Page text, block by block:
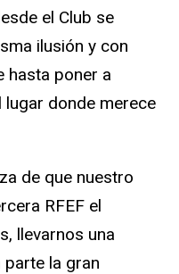
el Club se
ilusión y con
hasta poner a
lugar donde merece
de que nuestro
RFEF el
llevarnos una
parte la gran